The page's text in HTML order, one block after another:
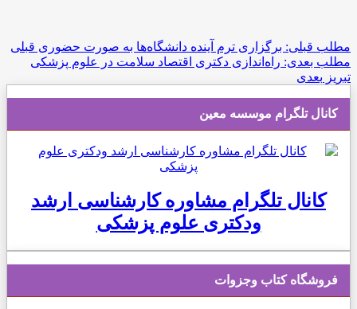
مطلب قبلی: برگزاری ترم آینده دانشگاه‌ها به صورت حضوری قبلی
مطلب بعدی: راه‌اندازی دکتری اقتصاد سلامت در علوم پزشکی
تبریز بعدی
کانال تلگرام موسسه معین
کانال تلگرام مشاوره کارشناسی ارشد
ودکتری علوم پزشکی
فروشگاه کتاب وجزوات